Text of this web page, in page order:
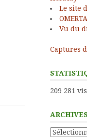
Le site
OMERTA
Vu du
Captures
209 281
ARCHIVES
Archives